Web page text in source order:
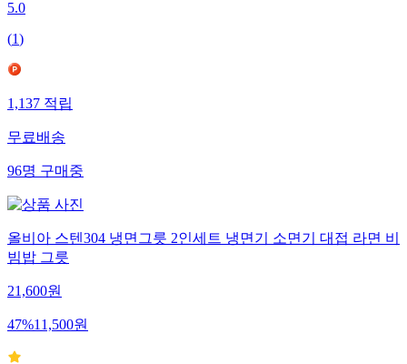
5.0
(1)
1,137적립
무료배송
96명구매중
올비아 스텐304 냉면그릇 2인세트 냉면기 소면기 대접 라면 비
빔밥 그릇
21,600원
47%11,500원